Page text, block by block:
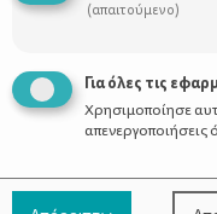
Ο θηλασμός
(απαιτούμενο)
Για όλες τις
Χρησιμοποίησε
απενεργοποιήσεις